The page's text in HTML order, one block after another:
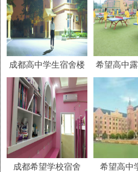
成都高中学生宿舍楼 希望高中
成都希望学校宿舍 希望高中